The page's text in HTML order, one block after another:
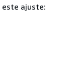
ajuste: